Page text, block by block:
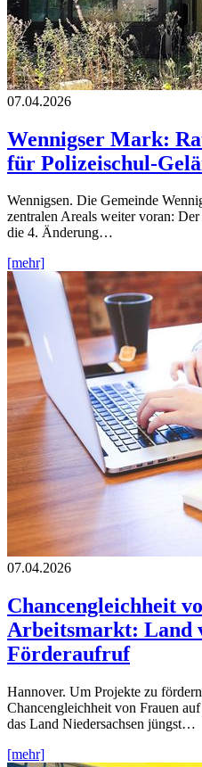
07.04.2026
Wennigser Mark:
für Polizeischul-
Wennigsen. Die Gemeinde
zentralen Areals weiter voran:
die 4. Änderung…
[mehr]
07.04.2026
Chancengleichheit
Arbeitsmarkt: Land
Förderaufruf
Hannover. Um Projekte zu
Chancengleichheit von Frauen
das Land Niedersachsen jüngst…
[mehr]